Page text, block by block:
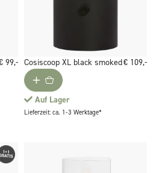
99,- Cosiscoop XL black smoked€ 109,-
Auf Lager
Lieferzeit: ca. 1-3 Werktage*